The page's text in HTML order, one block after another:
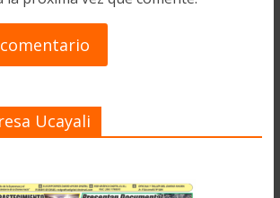
Ucayali